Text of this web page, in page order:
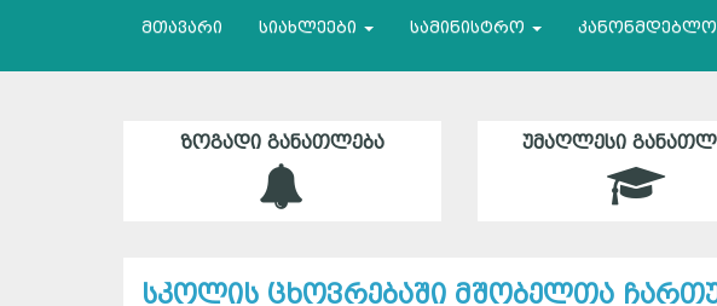
მთავარი სიახლეები სამინისტრო
ᲖᲝᲒᲐᲓᲘ ᲒᲐᲜᲐᲗᲚᲔᲑᲐ ᲣᲛᲐᲦᲚᲔᲡᲘ
სკოლის ცხოვრებაში მშობელთა